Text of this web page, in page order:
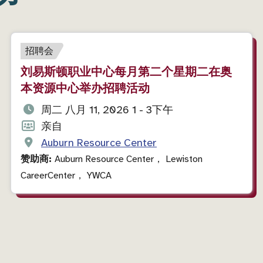
事
件
类
招聘会
活
动
标
题
刘易斯顿职业中心每月第二个星期二在奥
本资源中心举办招聘活动
活
动
日
期
和
时
周二 八月 11, 2026 1 - 3下午
活
动
格
式
亲自
活
动
地
点
Auburn Resource Center
赞助商: Auburn Resource Center， Lewiston
CareerCenter， YWCA